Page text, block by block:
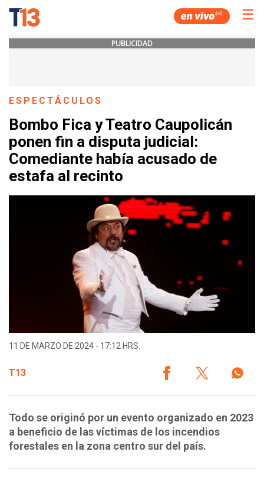
☰
PUBLICIDAD
ESPECTÁCULOS
Bombo Fica y Teatro Caupolicán
ponen fin a disputa judicial:
Comediante había acusado de
estafa al recinto
11 DE MARZO DE 2024 - 17:12 HRS.
T13
Todo se originó por un evento organizado en 2023
a beneficio de las víctimas de los incendios
forestales en la zona centro sur del país.